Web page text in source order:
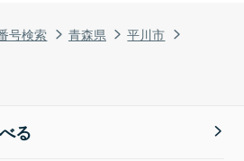
号検索 青森県
平川市
る